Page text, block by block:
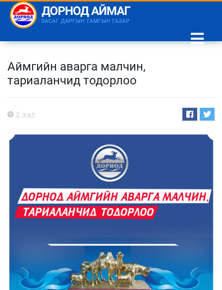
Аймгийн аварга малчин,
тариаланчид тодорлоо
2 жил